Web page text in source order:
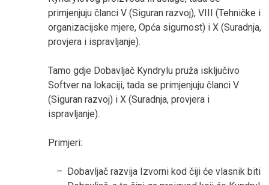
primjenjuju članci V (Siguran razvoj), VIII (Tehničke i
organizacijske mjere, Opća sigurnost) i X (Suradnja,
provjera i ispravljanje).
Tamo gdje Dobavljač Kyndrylu pruža isključivo
Softver na lokaciji, tada se primjenjuju članci V
(Siguran razvoj) i X (Suradnja, provjera i
ispravljanje).
Primjeri:
Dobavljač razvija Izvorni kod čiji će vlasnik biti